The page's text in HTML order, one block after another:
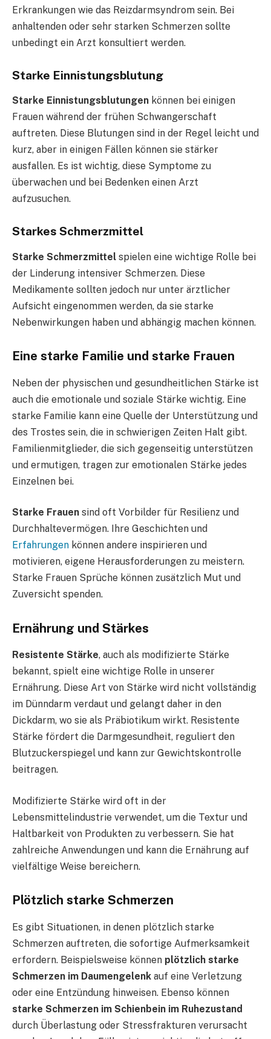
Erkrankungen wie das Reizdarmsyndrom sein. Bei
anhaltenden oder sehr starken Schmerzen sollte
unbedingt ein Arzt konsultiert werden.
Starke Einnistungsblutung
Starke Einnistungsblutungen können bei einigen
Frauen während der frühen Schwangerschaft
auftreten. Diese Blutungen sind in der Regel leicht und
kurz, aber in einigen Fällen können sie stärker
ausfallen. Es ist wichtig, diese Symptome zu
überwachen und bei Bedenken einen Arzt
aufzusuchen.
Starkes Schmerzmittel
Starke Schmerzmittel spielen eine wichtige Rolle bei
der Linderung intensiver Schmerzen. Diese
Medikamente sollten jedoch nur unter ärztlicher
Aufsicht eingenommen werden, da sie starke
Nebenwirkungen haben und abhängig machen können.
Eine starke Familie und starke Frauen
Neben der physischen und gesundheitlichen Stärke ist
auch die emotionale und soziale Stärke wichtig. Eine
starke Familie kann eine Quelle der Unterstützung und
des Trostes sein, die in schwierigen Zeiten Halt gibt.
Familienmitglieder, die sich gegenseitig unterstützen
und ermutigen, tragen zur emotionalen Stärke jedes
Einzelnen bei.
Starke Frauen sind oft Vorbilder für Resilienz und
Durchhaltevermögen. Ihre Geschichten und
Erfahrungen können andere inspirieren und
motivieren, eigene Herausforderungen zu meistern.
Starke Frauen Sprüche können zusätzlich Mut und
Zuversicht spenden.
Ernährung und Stärkes
Resistente Stärke, auch als modifizierte Stärke
bekannt, spielt eine wichtige Rolle in unserer
Ernährung. Diese Art von Stärke wird nicht vollständig
im Dünndarm verdaut und gelangt daher in den
Dickdarm, wo sie als Präbiotikum wirkt. Resistente
Stärke fördert die Darmgesundheit, reguliert den
Blutzuckerspiegel und kann zur Gewichtskontrolle
beitragen.
Modifizierte Stärke wird oft in der
Lebensmittelindustrie verwendet, um die Textur und
Haltbarkeit von Produkten zu verbessern. Sie hat
zahlreiche Anwendungen und kann die Ernährung auf
vielfältige Weise bereichern.
Plötzlich starke Schmerzen
Es gibt Situationen, in denen plötzlich starke
Schmerzen auftreten, die sofortige Aufmerksamkeit
erfordern. Beispielsweise können plötzlich starke
Schmerzen im Daumengelenk auf eine Verletzung
oder eine Entzündung hinweisen. Ebenso können
starke Schmerzen im Schienbein im Ruhezustand
durch Überlastung oder Stressfrakturen verursacht